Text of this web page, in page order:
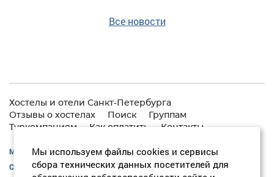
Все новости
Москва:+7 (495) 646-74-40
Санкт-Петербург:+7 (812) 418-22-18
Мы используем файлы cookies и сервисы
сбора технических данных посетителей для
Хостелы и отели Санкт-Петербурга
Отзывы о хостелах
Поиск
Группам
Туркомпаниям
Как оплатить Контакты